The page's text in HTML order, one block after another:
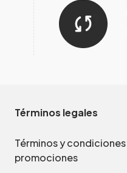
Términos legales
Términos y condiciones
promociones